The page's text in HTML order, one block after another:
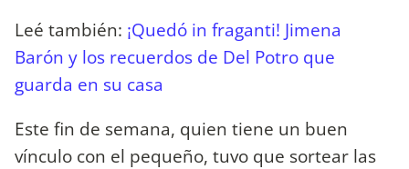
Leé también: ¡Quedó in fraganti! Jimena
Barón y los recuerdos de Del Potro que
guarda en su casa
Este fin de semana, quien tiene un buen
vínculo con el pequeño, tuvo que sortear las